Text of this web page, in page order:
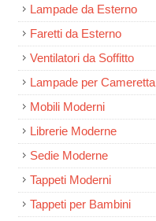
Lampade da Esterno
Faretti da Esterno
Ventilatori da Soffitto
Lampade per Cameretta
Mobili Moderni
Librerie Moderne
Sedie Moderne
Tappeti Moderni
Tappeti per Bambini